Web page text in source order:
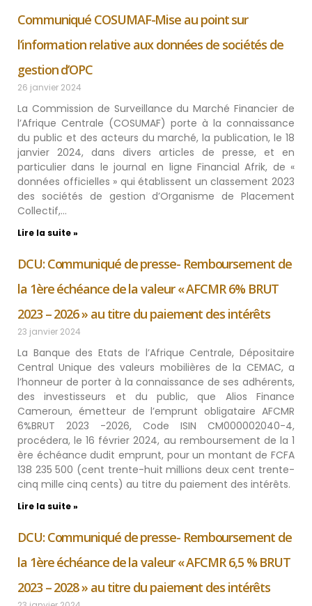
Communiqué COSUMAF-Mise au point sur
l’information relative aux données de sociétés de
gestion d’OPC
26 janvier 2024
La Commission de Surveillance du Marché Financier de
l’Afrique Centrale (COSUMAF) porte à la connaissance
du public et des acteurs du marché, la publication, le 18
janvier 2024, dans divers articles de presse, et en
particulier dans le journal en ligne Financial Afrik, de «
données officielles » qui établissent un classement 2023
des sociétés de gestion d’Organisme de Placement
Collectif,…
Lire la suite »
DCU: Communiqué de presse- Remboursement de
la 1ère échéance de la valeur « AFCMR 6% BRUT
2023 – 2026 » au titre du paiement des intérêts
23 janvier 2024
La Banque des Etats de l’Afrique Centrale, Dépositaire
Central Unique des valeurs mobilières de la CEMAC, a
l’honneur de porter à la connaissance de ses adhérents,
des investisseurs et du public, que Alios Finance
Cameroun, émetteur de l’emprunt obligataire AFCMR
6%BRUT 2023 -2026, Code ISIN CM000002040-4,
procédera, le 16 février 2024, au remboursement de la 1
ère échéance dudit emprunt, pour un montant de FCFA
138 235 500 (cent trente-huit millions deux cent trente-
cinq mille cinq cents) au titre du paiement des intérêts.
Lire la suite »
DCU: Communiqué de presse- Remboursement de
la 1ère échéance de la valeur « AFCMR 6,5 % BRUT
2023 – 2028 » au titre du paiement des intérêts